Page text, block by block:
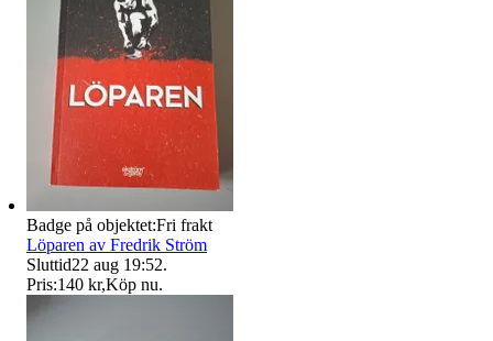
Badge på objektet:Fri frakt
Löparen av Fredrik Ström
Sluttid22 aug 19:52.
Pris:140 kr,Köp nu.